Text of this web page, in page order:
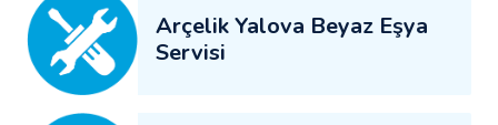
Arçelik Yalova Beyaz Eşya
Servisi